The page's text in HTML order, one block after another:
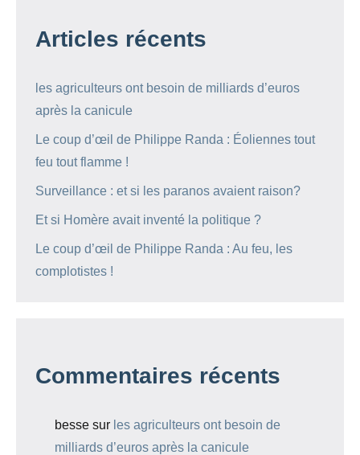
Articles récents
les agriculteurs ont besoin de milliards d’euros
après la canicule
Le coup d’œil de Philippe Randa : Éoliennes tout
feu tout flamme !
Surveillance : et si les paranos avaient raison?
Et si Homère avait inventé la politique ?
Le coup d’œil de Philippe Randa : Au feu, les
complotistes !
Commentaires récents
besse sur les agriculteurs ont besoin de
milliards d’euros après la canicule